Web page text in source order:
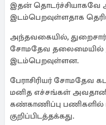
இதன் தொடர்ச்சியாகவே
இடம்பெறவுள்ளதாக
அந்தவகையில், துறைசார்
சோமதேவ தலைமையில்
இடம்பெறவுள்ளன.
பேராசிரியர் சோமதேவ
மனித எச்சங்கள்
கண்காணிப்பு பணிகளில்
குறிப்பிடத்தக்கது.